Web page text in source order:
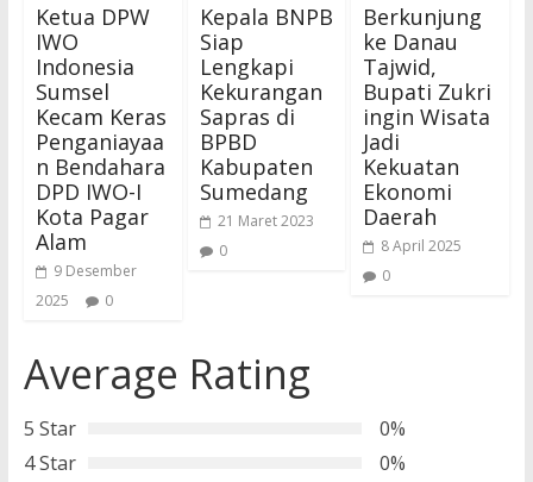
Ketua DPW
IWO
Indonesia
Sumsel
Kecam Keras
Penganiayaa
n Bendahara
DPD IWO-I
Kota Pagar
Alam
9 Desember
2025
0
Kepala BNPB
Siap
Lengkapi
Kekurangan
Sapras di
BPBD
Kabupaten
Sumedang
21 Maret 2023
0
Berkunjung
ke Danau
Tajwid,
Bupati Zukri
ingin Wisata
Jadi
Kekuatan
Ekonomi
Daerah
8 April 2025
0
Average Rating
5 Star
0%
4 Star
0%